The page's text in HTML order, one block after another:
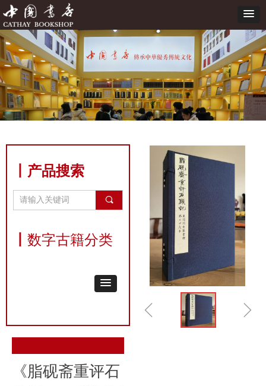
ꁆ ꁇ
《脂砚斋重评石
丨产品搜索
끠
数字古籍分类